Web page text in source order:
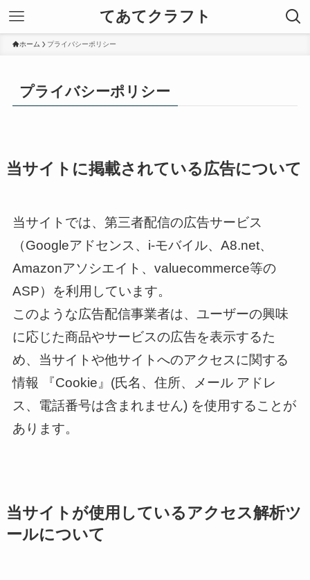
てあてクラフト
ホーム プライバシーポリシー
プライバシーポリシー
当サイトに掲載されている広告について
当サイトでは、第三者配信の広告サービス
（Googleアドセンス、i-モバイル、A8.net、
Amazonアソシエイト、valuecommerce等の
ASP）を利用しています。
このような広告配信事業者は、ユーザーの興味
に応じた商品やサービスの広告を表示するた
め、当サイトや他サイトへのアクセスに関する
情報 『Cookie』(氏名、住所、メール アドレ
ス、電話番号は含まれません) を使用することが
あります。
当サイトが使用しているアクセス解析ツ
ールについて